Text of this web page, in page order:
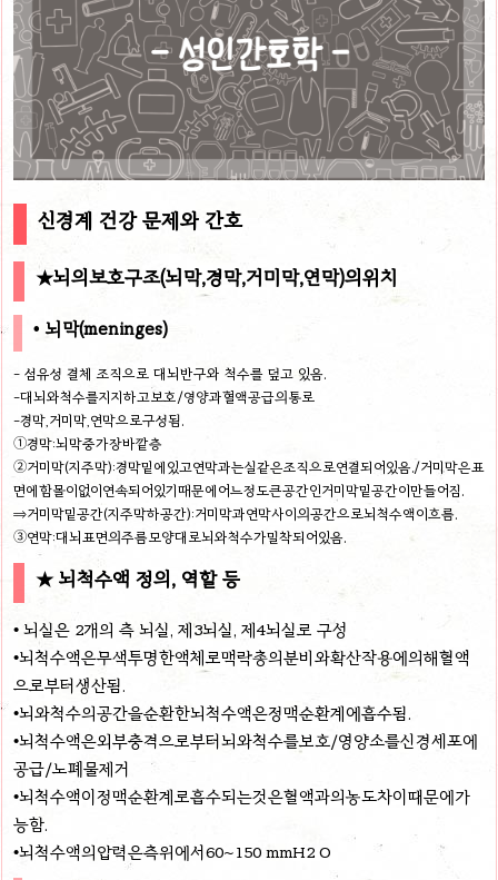
신경계 건강 문제와 간호
★뇌의보호구조(뇌막,경막,거미막,연막)의위치
• 뇌막(meninges)
- 섬유성 결체 조직으로 대뇌반구와 척수를 덮고 있음.
-대뇌와척수를지지하고보호/영양과혈액공급의통로
-경막,거미막,연막으로구성됨.
①경막:뇌막중가장바깥층
②거미막(지주막):경막밑에있고연막과는실같은조직으로연결되어있음./거미막은표
면에함몰이없이연속되어있기때문에어느정도큰공간인거미막밑공간이만들어짐.
⇒거미막밑공간(지주막하공간):거미막과연막사이의공간으로뇌척수액이흐름.
③연막:대뇌표면의주름모양대로뇌와척수가밀착되어있음.
★ 뇌척수액 정의, 역할 등
• 뇌실은 2개의 측 뇌실, 제3뇌실, 제4뇌실로 구성
•뇌척수액은무색투명한액체로맥락총의분비와확산작용에의해혈액
으로부터생산됨.
•뇌와척수의공간을순환한뇌척수액은정맥순환계에흡수됨.
•뇌척수액은외부충격으로부터뇌와척수를보호/영양소를신경세포에
공급/노폐물제거
•뇌척수액이정맥순환계로흡수되는것은혈액과의농도차이때문에가
능함.
•뇌척수액의압력은측위에서60~150 mmH2 O